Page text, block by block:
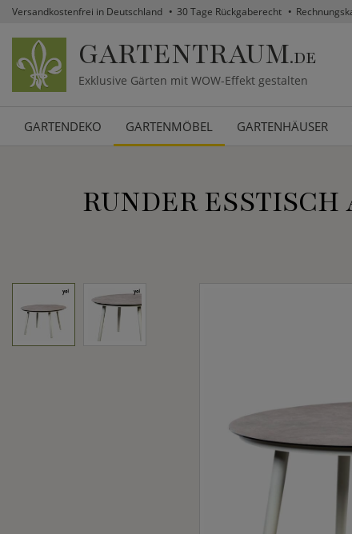
Versandkostenfrei in Deutschland 30 Tage Rückgaberecht
GARTENTRAUM.DE
Exklusive Gärten mit WOW-Effekt gestalten
GARTENDEKO GARTENMÖBEL GARTENHÄUSER
RUNDER